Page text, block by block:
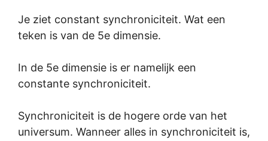
Je ziet constant synchroniciteit. Wat een
teken is van de 5e dimensie.
In de 5e dimensie is er namelijk een
constante synchroniciteit.
Synchroniciteit is de hogere orde van het
universum. Wanneer alles in synchroniciteit is,